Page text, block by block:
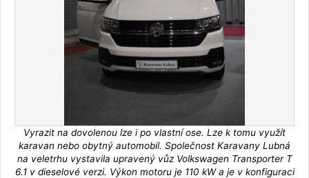
Vyrazit na dovolenou lze i po vlastní ose. Lze k tomu využít
karavan nebo obytný automobil. Společnost Karavany Lubná
na veletrhu vystavila upravený vůz Volkswagen Transporter T
6.1 v dieselové verzi. Výkon motoru je 110 kW a je v konfiguraci